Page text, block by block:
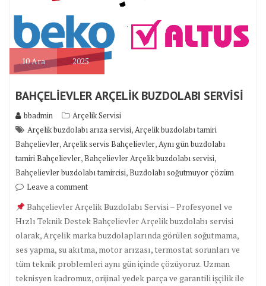
10Ara 2025
BAHÇELİEVLER ARÇELİK BUZDOLABI SERVİSİ
bbadmin
Arçelik Servisi
Arçelik buzdolabı arıza servisi,Arçelik buzdolabı tamiri
Bahçelievler,Arçelik servis Bahçelievler,Aynı gün buzdolabı
tamiri Bahçelievler,Bahçelievler Arçelik buzdolabı servisi,
Bahçelievler buzdolabı tamircisi,Buzdolabı soğutmuyor çözüm
Leave a comment
Bahçelievler Arçelik Buzdolabı Servisi – Profesyonel ve
Hızlı Teknik Destek Bahçelievler Arçelik buzdolabı servisi
olarak, Arçelik marka buzdolaplarında görülen soğutmama,
ses yapma, su akıtma, motor arızası, termostat sorunları ve
tüm teknik problemleri aynı gün içinde çözüyoruz. Uzman
teknisyen kadromuz, orijinal yedek parça ve garantili işçilik ile